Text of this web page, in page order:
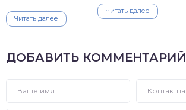
Читать далее
Читать далее
ДОБАВИТЬ КОММЕНТАРИЙ